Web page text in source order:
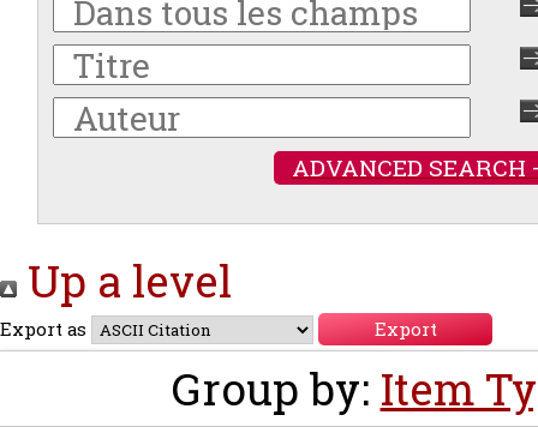
ADVANCED SEARCH
Up a level
Export as
Group by: Item